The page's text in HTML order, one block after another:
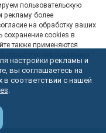
пользовательскую
рекламу более
на обработку ваших
cookies в
также применяются
настройки рекламы и
вы соглашаетесь на
в соответствии с нашей
.